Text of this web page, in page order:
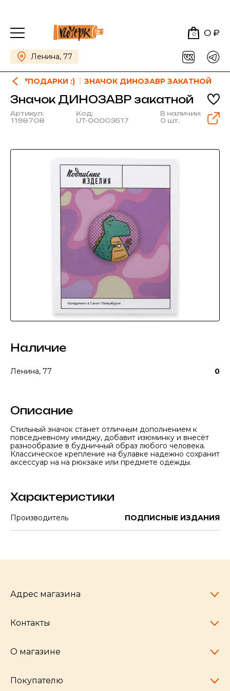
0 0 ₽
Ленина, 77
*ПОДАРКИ :) ЗНАЧОК ДИНОЗАВР ЗАКАТНОЙ
Значок ДИНОЗАВР закатной
Артикул:
1198708
Код:
UT-00003517
В наличии:
0 шт.
Наличие
Ленина, 77 0
Описание
Стильный значок станет отличным дополнением к
повседневному имиджу, добавит изюминку и внесёт
разнообразие в будничный образ любого человека.
Классическое крепление на булавке надежно сохранит
аксессуар на на рюкзаке или предмете одежды.
Характеристики
Производитель ПОДПИСНЫЕ ИЗДАНИЯ
Адрес магазина
Челябинск,
Контакты
pocherkartshop@mail.ru
hello@pocherkartshop.ru
О магазине
Наши истории
Покупателю